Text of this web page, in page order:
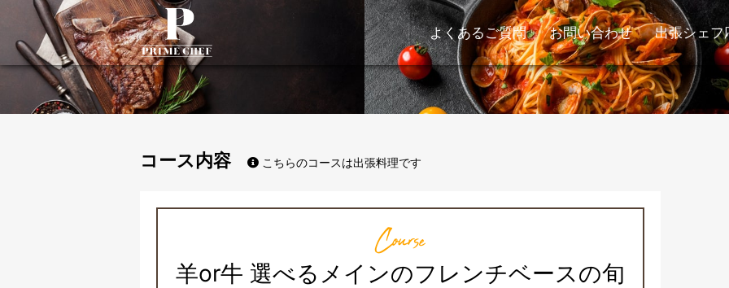
よくあるご質問 お問い合わせ 出張シェフ
コース内容 こちらのコースは出張料理です
Course
羊or牛 選べるメインのフレンチベースの旬